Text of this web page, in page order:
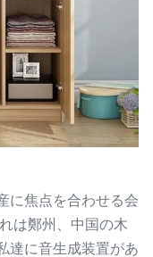
に焦点を合わせる会
は鄭州、中国の木
達に音生成装置があ